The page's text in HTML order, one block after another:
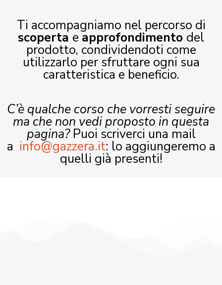
Ti accompagniamo nel percorso di
scoperta e approfondimento del
prodotto, condividendoti come
utilizzarlo per sfruttare ogni sua
caratteristica e beneficio.
C’è qualche corso che vorresti seguire
ma che non vedi proposto in questa
pagina?Puoi scriverci una mail
a info@gazzera.it: lo aggiungeremo a
quelli già presenti!